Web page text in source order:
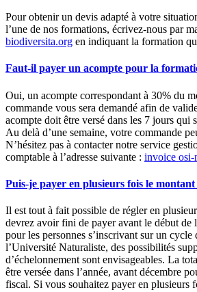
Pour obtenir un devis adapté à votre
l’une de nos formations, écrivez-nous par
biodiversita.org en indiquant la formation
Faut-il payer un acompte pour la
Oui, un acompte correspondant à 30% du
commande vous sera demandé afin de
acompte doit être versé dans les 7 jours qui
Au delà d’une semaine, votre commande
N’hésitez pas à contacter notre service
comptable à l’adresse suivante : invoice osi-
Puis-je payer en plusieurs fois le
Il est tout à fait possible de régler en
devrez avoir fini de payer avant le début de
pour les personnes s’inscrivant sur un cycle
l’Université Naturaliste, des possibilités
d’échelonnement sont envisageables. La
être versée dans l’année, avant décembre
fiscal. Si vous souhaitez payer en plusieurs